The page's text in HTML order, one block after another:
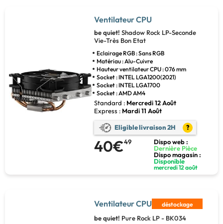
Ventilateur CPU
be quiet! Shadow Rock LP-Seconde
Vie-Très Bon Etat
Eclairage RGB : Sans RGB
Matériau : Alu-Cuivre
Hauteur ventilateur CPU : 076 mm
Socket : INTEL LGA1200(2021)
Socket : INTEL LGA1700
Socket : AMD AM4
Standard : Mercredi 12 Août
Express : Mardi 11 Août
Eligible livraison 2H ?
40€49
Dispo web :
Dernière Pièce
Dispo magasin :
Disponible
mercredi 12 août
Ventilateur CPU déstockage
be quiet! Pure Rock LP - BK034